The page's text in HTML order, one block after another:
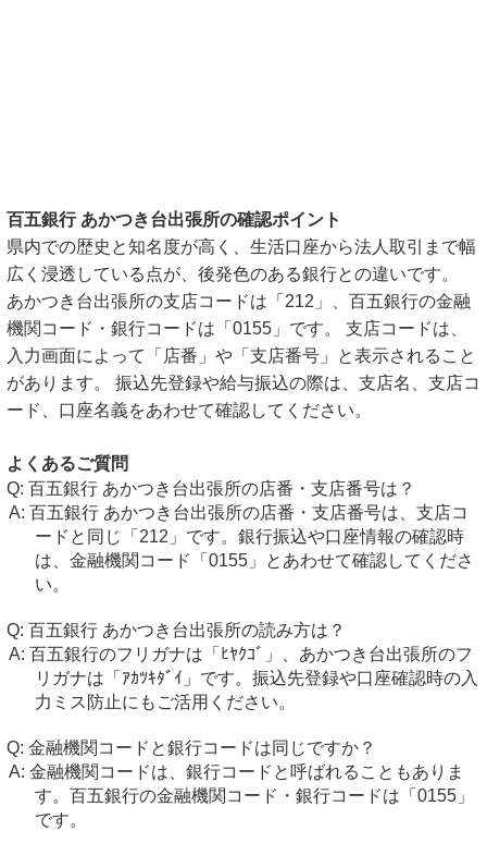
百五銀行 あかつき台出張所の確認ポイント
県内での歴史と知名度が高く、生活口座から法人取引まで幅
広く浸透している点が、後発色のある銀行との違いです。
あかつき台出張所の支店コードは「212」、百五銀行の金融
機関コード・銀行コードは「0155」です。 支店コードは、
入力画面によって「店番」や「支店番号」と表示されること
があります。 振込先登録や給与振込の際は、支店名、支店コ
ード、口座名義をあわせて確認してください。
よくあるご質問
百五銀行 あかつき台出張所の店番・支店番号は？
百五銀行 あかつき台出張所の店番・支店番号は、支店コ
ードと同じ「212」です。銀行振込や口座情報の確認時
は、金融機関コード「0155」とあわせて確認してくださ
い。
百五銀行 あかつき台出張所の読み方は？
百五銀行のフリガナは「ﾋﾔｸｺﾞ」、あかつき台出張所のフ
リガナは「ｱｶﾂｷﾀﾞｲ」です。振込先登録や口座確認時の入
力ミス防止にもご活用ください。
金融機関コードと銀行コードは同じですか？
金融機関コードは、銀行コードと呼ばれることもありま
す。百五銀行の金融機関コード・銀行コードは「0155」
です。